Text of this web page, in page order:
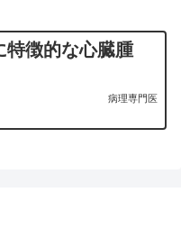
特徴的な心臓腫
病理専門医